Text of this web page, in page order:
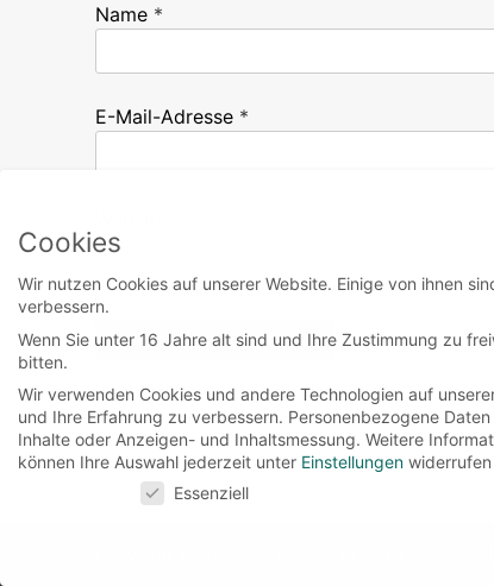
Name *
E-Mail-Adresse *
Cookies
Wir nutzen Cookies auf unserer Website. Einige von ihnen
verbessern.
Wenn Sie unter 16 Jahre alt sind und Ihre Zustimmung zu
bitten.
Wir verwenden Cookies und andere Technologien auf
und Ihre Erfahrung zu verbessern. Personenbezogene
Inhalte oder Anzeigen- und Inhaltsmessung. Weitere
können Ihre Auswahl jederzeit unter Einstellungen
Essenziell